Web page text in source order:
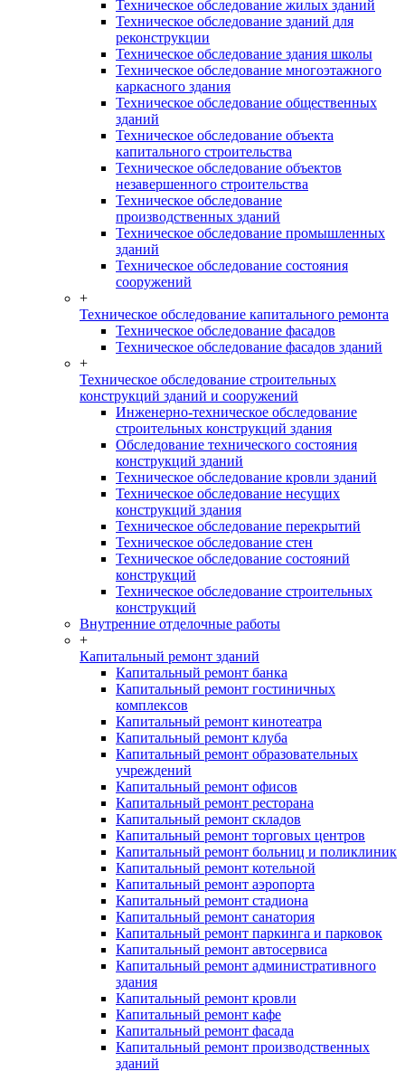
Техническое обследование жилых зданий
Техническое обследование зданий для
реконструкции
Техническое обследование здания школы
Техническое обследование многоэтажного
каркасного здания
Техническое обследование общественных
зданий
Техническое обследование объекта
капитального строительства
Техническое обследование объектов
незавершенного строительства
Техническое обследование
производственных зданий
Техническое обследование промышленных
зданий
Техническое обследование состояния
сооружений
+
Техническое обследование капитального ремонта
Техническое обследование фасадов
Техническое обследование фасадов зданий
+
Техническое обследование строительных
конструкций зданий и сооружений
Инженерно-техническое обследование
строительных конструкций здания
Обследование технического состояния
конструкций зданий
Техническое обследование кровли зданий
Техническое обследование несущих
конструкций здания
Техническое обследование перекрытий
Техническое обследование стен
Техническое обследование состояний
конструкций
Техническое обследование строительных
конструкций
Внутренние отделочные работы
+
Капитальный ремонт зданий
Капитальный ремонт банка
Капитальный ремонт гостиничных
комплексов
Капитальный ремонт кинотеатра
Капитальный ремонт клуба
Капитальный ремонт образовательных
учреждений
Капитальный ремонт офисов
Капитальный ремонт ресторана
Капитальный ремонт складов
Капитальный ремонт торговых центров
Капитальный ремонт больниц и поликлиник
Капитальный ремонт котельной
Капитальный ремонт аэропорта
Капитальный ремонт стадиона
Капитальный ремонт санатория
Капитальный ремонт паркинга и парковок
Капитальный ремонт автосервиса
Капитальный ремонт административного
здания
Капитальный ремонт кровли
Капитальный ремонт кафе
Капитальный ремонт фасада
Капитальный ремонт производственных
зданий